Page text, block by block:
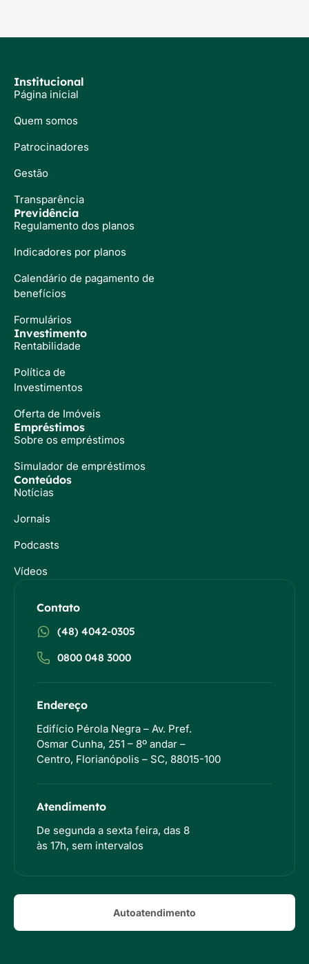
Institucional
Página inicial
Quem somos
Patrocinadores
Gestão
Transparência
Previdência
Regulamento dos planos
Indicadores por planos
Calendário de pagamento de
benefícios
Formulários
Investimento
Rentabilidade
Política de
Investimentos
Oferta de Imóveis
Empréstimos
Sobre os empréstimos
Simulador de empréstimos
Conteúdos
Notícias
Jornais
Podcasts
Vídeos
Contato
(48) 4042-0305
0800 048 3000
Endereço
Edifício Pérola Negra – Av. Pref.
Osmar Cunha, 251 – 8º andar –
Centro, Florianópolis – SC, 88015-100
Atendimento
De segunda a sexta feira, das 8
às 17h, sem intervalos
Autoatendimento